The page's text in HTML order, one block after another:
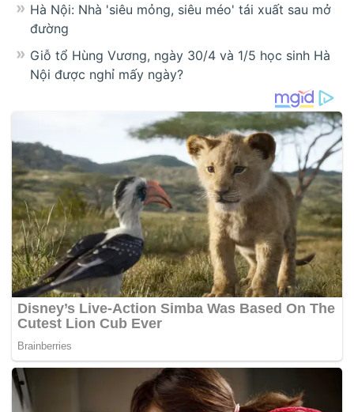
Hà Nội: Nhà 'siêu mỏng, siêu méo' tái xuất sau mở
đường
Giỗ tổ Hùng Vương, ngày 30/4 và 1/5 học sinh Hà
Nội được nghỉ mấy ngày?